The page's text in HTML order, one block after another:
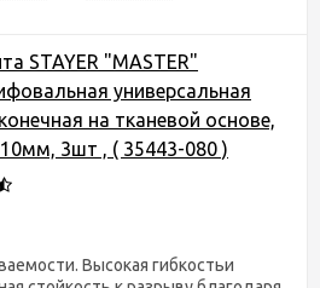
STAYER "MASTER"
универсальная
на тканевой основе,
3шт , ( 35443-080 )
Высокая гибкостьи